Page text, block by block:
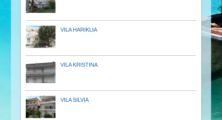
VILA HARIKLIA
VILA KRISTINA
VILA SILVIA